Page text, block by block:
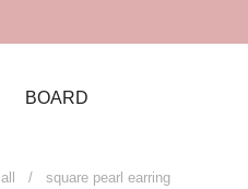
BOARD
all / square pearl earring